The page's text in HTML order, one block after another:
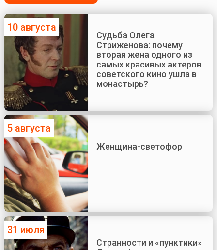
10 августа
Судьба Олега
Стриженова: почему
вторая жена одного из
самых красивых актеров
советского кино ушла в
монастырь?
5 августа
Женщина-светофор
31 июля
Странности и «пунктики»